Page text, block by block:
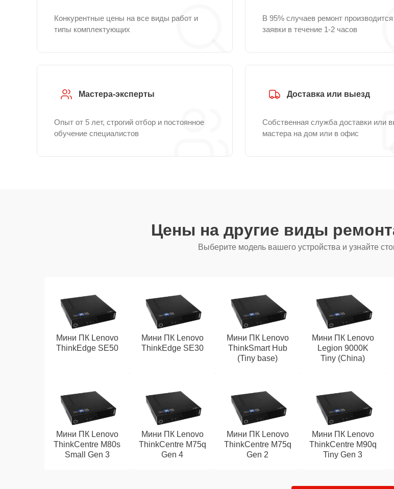
Конкурентные цены на все виды работ и
типы комплектующих
В 95% случаев ремонт
заявки в течение 1-2 часов
Мастера-эксперты
Опыт от 5 лет, строгий отбор и постоянное
обучение специалистов
Доставка или выезд
Собственная служба доставки или
мастера на дом или в офис
Цены на другие виды
Выберите модель вашего устройства и узнайте
Мини ПК Lenovo
ThinkEdge SE50
Мини ПК Lenovo
ThinkEdge SE30
Мини ПК Lenovo
ThinkSmart Hub
(Tiny base)
Мини ПК Lenovo
Legion 9000K
Tiny (China)
Мини ПК Lenovo
ThinkCentre M80s
Small Gen 3
Мини ПК Lenovo
ThinkCentre M75q
Gen 4
Мини ПК Lenovo
ThinkCentre M75q
Gen 2
Мини ПК Lenovo
ThinkCentre M90q
Tiny Gen 3